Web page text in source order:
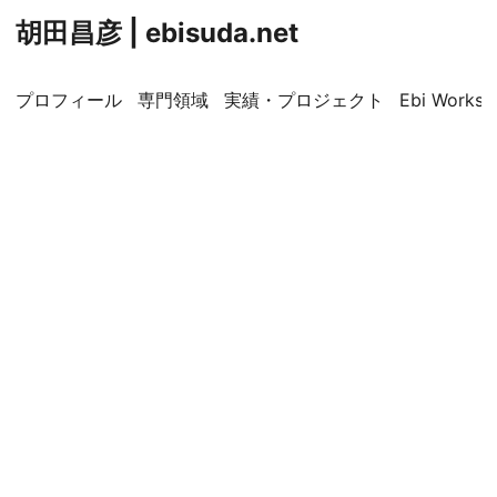
胡田昌彦 | ebisuda.net
プロフィール 専門領域 実績・プロジェクト Ebi